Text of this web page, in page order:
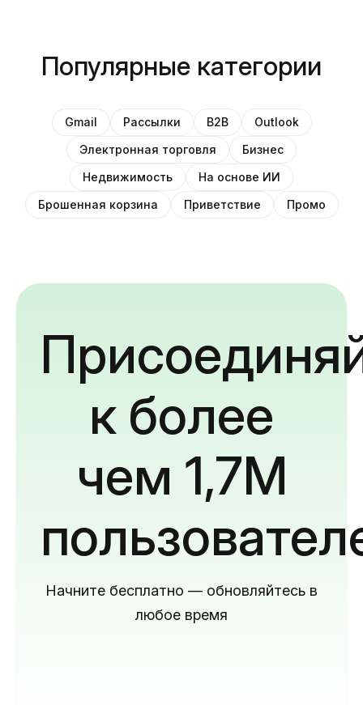
Популярные категории
Gmail Рассылки B2B
Outlook
Электронная торговля
Бизнес
Недвижимость
На основе ИИ
Брошенная корзина
Приветствие Промо
к более
чем 1,7M
Начните бесплатно — обновляйтесь в
любое время